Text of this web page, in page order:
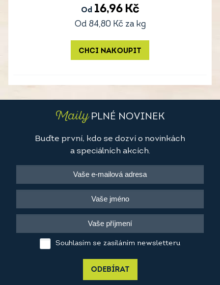
Od 16,96 Kč
Od 84,80 Kč za kg
CHCI NAKOUPIT
MailyPLNÉ NOVINEK
Buďte první, kdo se dozví o novinkách
a speciálních akcích.
Souhlasím se zasíláním newsletteru
ODEBÍRAT